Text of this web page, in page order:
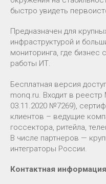
быстро увидеть
Предназначен для
инфраструктурой и
мониторинга, где бизнес
работы ИТ.
Бесплатная версия
monq.ru. Входит в
03.11.2020 №7269),
клиентов – ведущие
госсектора, ритейла,
В числе партнеров —
интеграторы России.
Контактная информация